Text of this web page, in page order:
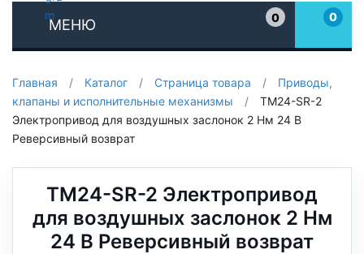
МЕНЮ
0
0
Главная / Каталог / Страница товара /
Приводы,
клапаны и исполнительные механизмы
/
TM24-SR-2
Электропривод для воздушных заслонок 2 Нм 24 В
Реверсивный возврат
TM24-SR-2 Электропривод
для воздушных заслонок 2 Нм
24 В Реверсивный возврат